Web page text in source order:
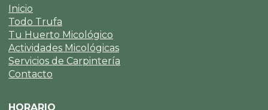
Inicio
Todo Trufa
Tu Huerto Micológico
Actividades Micológicas
Servicios de Carpintería
Contacto
HORARIO